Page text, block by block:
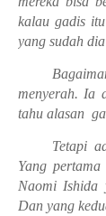
kalau gadis
yang sudah
menyerah. Ia
tahu alasan
Tetapi
Yang
Naomi Ishida
Dan yang